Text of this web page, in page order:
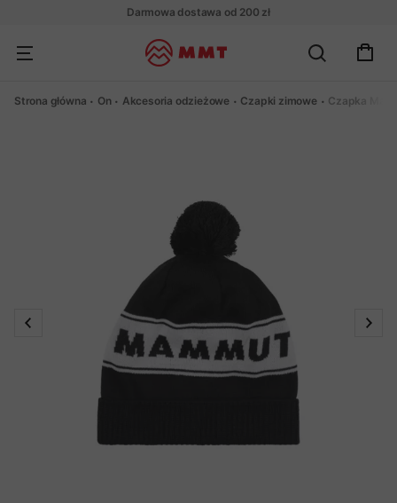
Darmowa dostawa od 200 zł
Strona główna On Akcesoria odzieżowe Czapki zimowe Czapka